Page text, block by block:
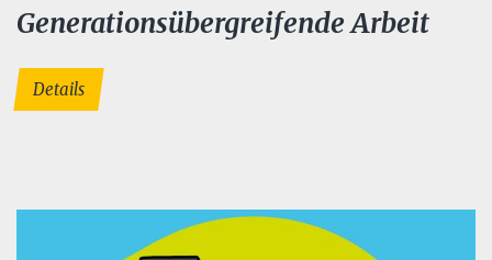
Generationsübergreifende Arbeit
Details